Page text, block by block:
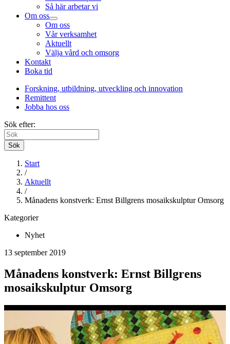
Så här arbetar vi
Om oss
Om oss
Vår verksamhet
Aktuellt
Välja vård och omsorg
Kontakt
Boka tid
Forskning, utbildning, utveckling och innovation
Remittent
Jobba hos oss
Sök efter:
Sök
Start
/
Aktuellt
/
Månadens konstverk: Ernst Billgrens mosaikskulptur Omsorg
Kategorier
Nyhet
13 september 2019
Månadens konstverk: Ernst Billgrens
mosaikskulptur Omsorg